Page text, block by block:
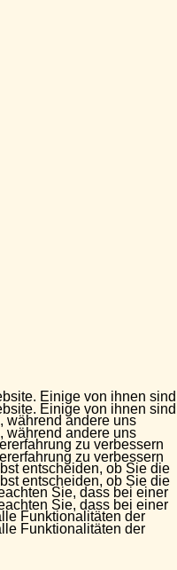
Einige von ihnen sind
während andere uns
zu verbessern
entscheiden, ob Sie die
Sie, dass bei einer
Funktionalitäten der
Einige von ihnen sind
während andere uns
zu verbessern
entscheiden, ob Sie die
Sie, dass bei einer
Funktionalitäten der